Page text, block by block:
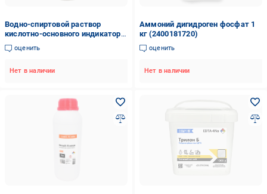
Водно-спиртовой раствор
кислотно-основного индикатора
фенолфталеина
оценить
Нет в наличии
Аммоний дигидроген фосфат 1
кг (2400181720)
оценить
Нет в наличии